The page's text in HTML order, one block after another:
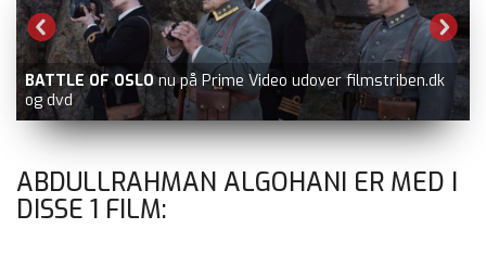
BATTLE OF OSLO nu på Prime Video udover filmstriben.dk
og dvd
ABDULLRAHMAN ALGOHANI ER MED I
DISSE 1 FILM: